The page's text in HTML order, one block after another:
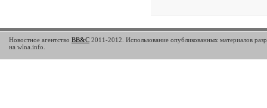
Новостное агентство BB&C 2011-2012. Использование опубликованных материалов
на wlna.info.